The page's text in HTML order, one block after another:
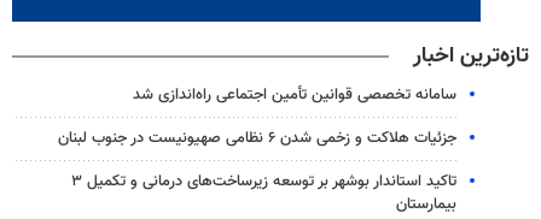
تازه‌ترین اخبار
سامانه تخصصی قوانین تأمین اجتماعی راه‌اندازی شد
جزئیات هلاکت و زخمی شدن ۶ نظامی صهیونیست در جنوب لبنان
تاکید استاندار بوشهر بر توسعه زیرساخت‌های درمانی و تکمیل ۳
بیمارستان